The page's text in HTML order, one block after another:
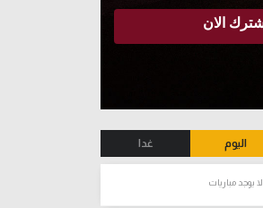
اليوم غدا
لا يوجد مباريات